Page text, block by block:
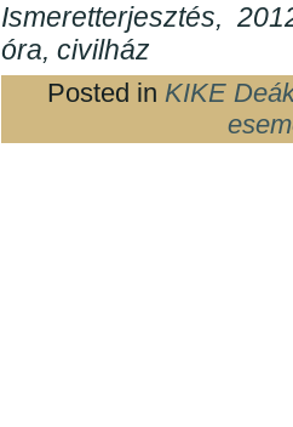
Ismeretterjesztés,
óra, civilház
Posted in KIKE